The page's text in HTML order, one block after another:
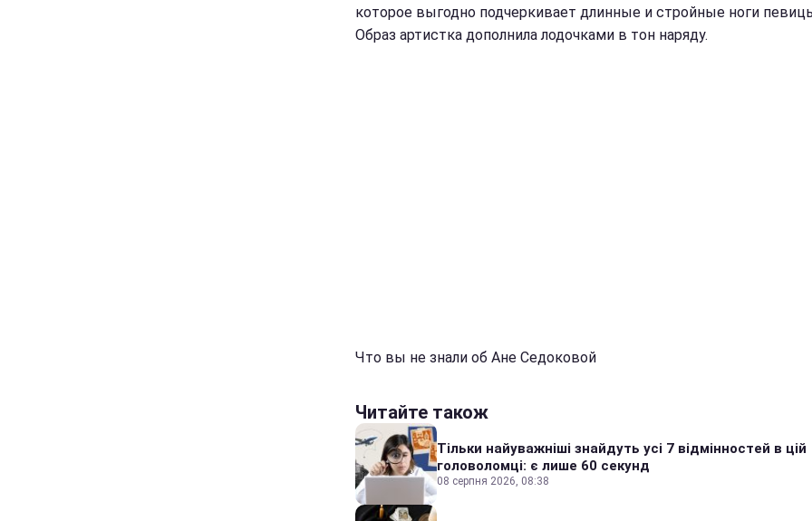
которое выгодно подчеркивает длинные и стройные ноги
Образ артистка дополнила лодочками в тон наряду.
Что вы не знали об Ане Седоковой
Читайте також
Тільки найуважніші знайдуть усі 7 відмінностей в цій
головоломці: є лише 60 секунд
08 серпня 2026, 08:38